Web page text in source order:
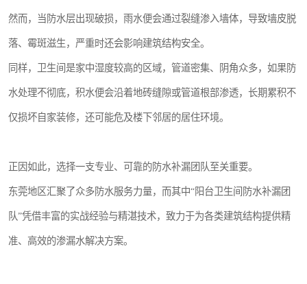
然而，当防水层出现破损，雨水便会通过裂缝渗入墙体，导致墙皮脱
落、霉斑滋生，严重时还会影响建筑结构安全。
同样，卫生间是家中湿度较高的区域，管道密集、阴角众多，如果防
水处理不彻底，积水便会沿着地砖缝隙或管道根部渗透，长期累积不
仅损坏自家装修，还可能危及楼下邻居的居住环境。
正因如此，选择一支专业、可靠的防水补漏团队至关重要。
东莞地区汇聚了众多防水服务力量，而其中“阳台卫生间防水补漏团
队”凭借丰富的实战经验与精湛技术，致力于为各类建筑结构提供精
准、高效的渗漏水解决方案。